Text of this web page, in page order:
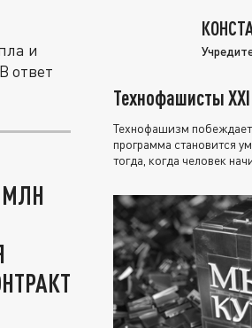
и
ответ
МЛН
Технофашисты
Технофашизм побеждает
программа становится
тогда, когда человек